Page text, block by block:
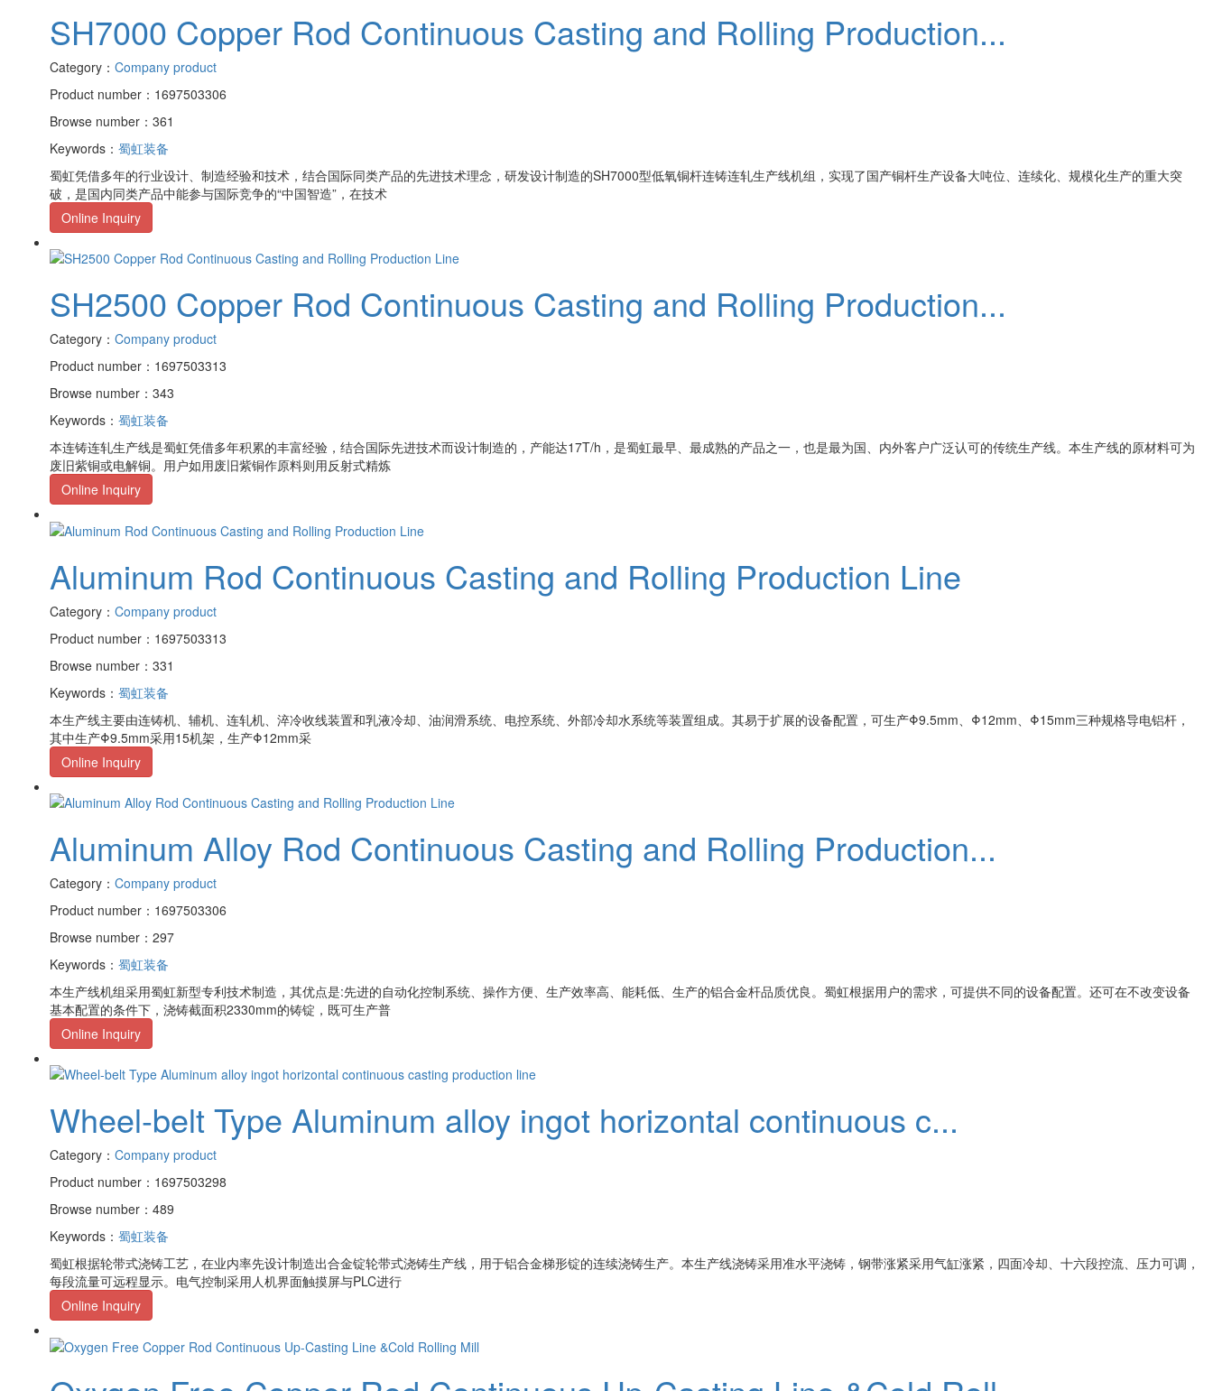
SH7000 Copper Rod Continuous Casting and Rolling Production...
Category： Company product
Product number：1697503306
Browse number：361
Keywords： 蜀虹装备
蜀虹凭借多年的行业设计、制造经验和技术，结合国际同类产品的先进技术理念，研发设计制造的SH7000型低氧铜杆连铸连轧生产线机组，实现了国产铜杆生产设备大吨位、连续化、规模化生产的重大突
破，是国内同类产品中能参与国际竞争的“中国智造”，在技术
Online Inquiry
SH2500 Copper Rod Continuous Casting and Rolling Production...
Category： Company product
Product number：1697503313
Browse number：343
Keywords： 蜀虹装备
本连铸连轧生产线是蜀虹凭借多年积累的丰富经验，结合国际先进技术而设计制造的，产能达17T/h，是蜀虹最早、最成熟的产品之一，也是最为国、内外客户广泛认可的传统生产线。本生产线的原材料可为
废旧紫铜或电解铜。用户如用废旧紫铜作原料则用反射式精炼
Online Inquiry
Aluminum Rod Continuous Casting and Rolling Production Line
Category： Company product
Product number：1697503313
Browse number：331
Keywords： 蜀虹装备
本生产线主要由连铸机、辅机、连轧机、淬冷收线装置和乳液冷却、油润滑系统、电控系统、外部冷却水系统等装置组成。其易于扩展的设备配置，可生产Φ9.5mm、Φ12mm、Φ15mm三种规格导电铝杆，
其中生产Φ9.5mm采用15机架，生产Φ12mm采
Online Inquiry
Aluminum Alloy Rod Continuous Casting and Rolling Production...
Category： Company product
Product number：1697503306
Browse number：297
Keywords： 蜀虹装备
本生产线机组采用蜀虹新型专利技术制造，其优点是:先进的自动化控制系统、操作方便、生产效率高、能耗低、生产的铝合金杆品质优良。蜀虹根据用户的需求，可提供不同的设备配置。还可在不改变设备
基本配置的条件下，浇铸截面积2330mm的铸锭，既可生产普
Online Inquiry
Wheel-belt Type Aluminum alloy ingot horizontal continuous c...
Category： Company product
Product number：1697503298
Browse number：489
Keywords： 蜀虹装备
蜀虹根据轮带式浇铸工艺，在业内率先设计制造出合金锭轮带式浇铸生产线，用于铝合金梯形锭的连续浇铸生产。本生产线浇铸采用准水平浇铸，钢带涨紧采用气缸涨紧，四面冷却、十六段控流、压力可调，
每段流量可远程显示。电气控制采用人机界面触摸屏与PLC进行
Online Inquiry